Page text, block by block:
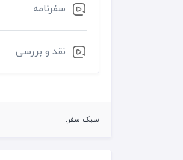
سفرنامه
نقد و بررسی
سبک سفر: